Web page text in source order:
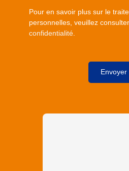
Pour en savoir plus sur le
personnelles, veuillez
confidentialité
Envoyer